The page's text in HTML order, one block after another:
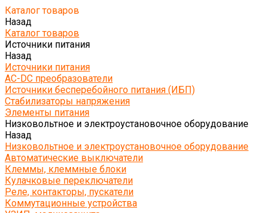
Каталог товаров
Назад
Каталог товаров
Источники питания
Назад
Источники питания
AC-DC преобразователи
Источники бесперебойного питания (ИБП)
Стабилизаторы напряжения
Элементы питания
Низковольтное и электроустановочное оборудование
Назад
Низковольтное и электроустановочное оборудование
Автоматические выключатели
Клеммы, клеммные блоки
Кулачковые переключатели
Реле, контакторы, пускатели
Коммутационные устройства